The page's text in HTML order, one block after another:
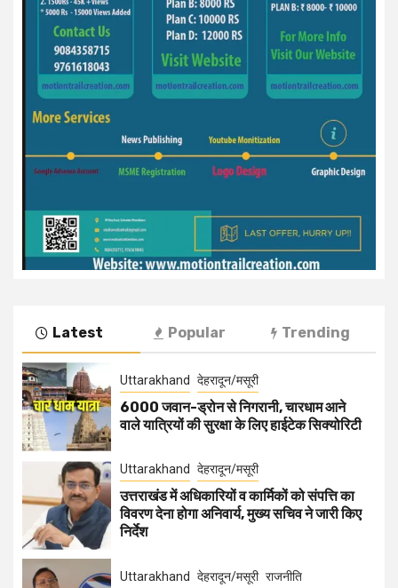
Latest Popular Trending
Uttarakhand देहरादून/मसूरी
6000 जवान-ड्रोन से निगरानी, चारधाम आने
वाले यात्रियों की सुरक्षा के लिए हाईटेक सिक्योरिटी
Uttarakhand देहरादून/मसूरी
उत्तराखंड में अधिकारियों व कार्मिकों को संपत्ति का
विवरण देना होगा अनिवार्य, मुख्य सचिव ने जारी किए
निर्देश
Uttarakhand देहरादून/मसूरी राजनीति